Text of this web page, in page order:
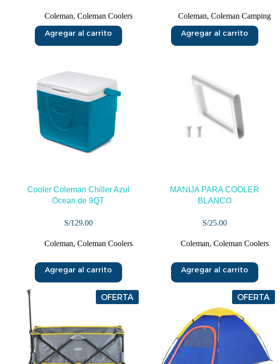
Coleman, Coleman Coolers
Agregar al carrito
Coleman, Coleman Camping
Agregar al carrito
Cooler Coleman Chiller Azul
Ocean de 9QT
S/129.00
Coleman, Coleman Coolers
Agregar al carrito
MANIJA PARA COOLER
BLANCO
S/25.00
Coleman, Coleman Coolers
Agregar al carrito
OFERTA OFERTA